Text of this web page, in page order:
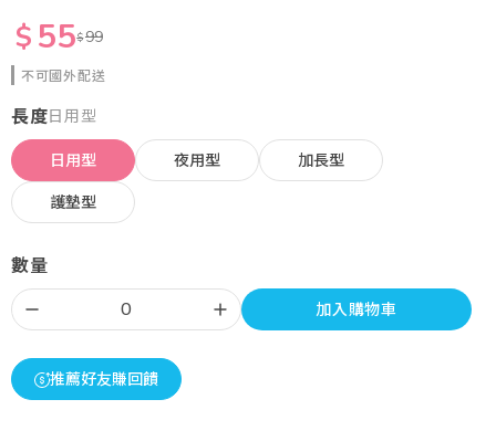
$ 55$99
不可國外配送
長度日用型
日用型 夜用型
加長型
護墊型
數量
加入購物車
推薦好友賺回饋